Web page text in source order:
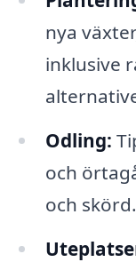
nya
inklusive
Odling:
och
och skörd.